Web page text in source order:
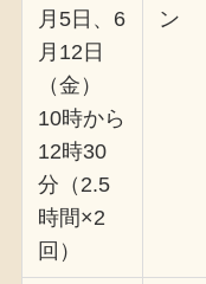
月5日、6
月12日
（金）
10時から
12時30
分（2.5
時間×2
回）
ン